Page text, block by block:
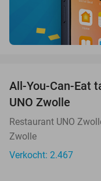
All-You-Can-Eat
UNO Zwolle
Restaurant UNO
Zwolle
Verkocht: 2.467